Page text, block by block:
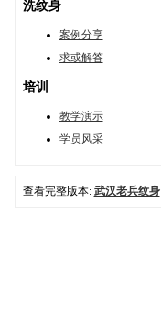
洗纹身
案例分享
求或解答
培训
教学演示
学员风采
查看完整版本: 武汉老兵纹身